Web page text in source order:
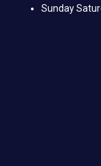
Sunday